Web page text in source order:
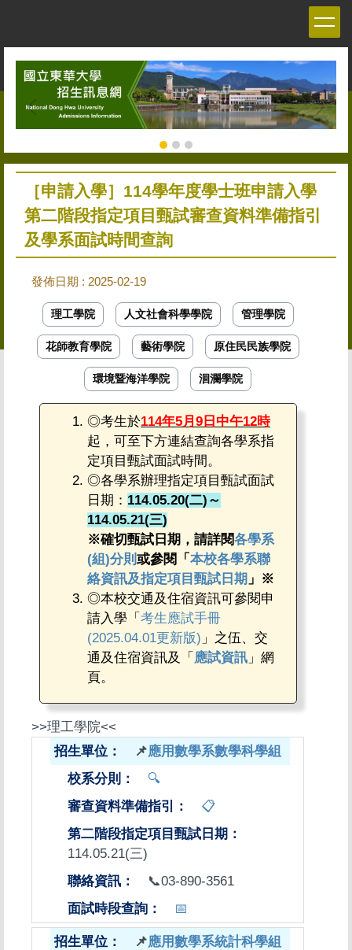
要
［申請入學］114學年度學士班申請入學
第二階段指定項目甄試審查資料準備指引
及學系面試時間查詢
發佈日期 : 2025-02-19
理工學院 人文社會科學學院 管理學院
花師教育學院 藝術學院 原住民民族學院
環境暨海洋學院 洄瀾學院
◎考生於114年5月9日中午12時
起，可至下方連結查詢各學系指
定項目甄試面試時間。
◎各學系辦理指定項目甄試面試
日期： 114.05.20(二)～
114.05.21(三)
※確切甄試日期，請詳閱各學系
(組)分則 或參閱「 本校各學系聯
絡資訊及指定項目甄試日期 」※
◎本校交通及住宿資訊可參閱申
請入學「 考生應試手冊
(2025.04.01更新版) 」之伍、交
通及住宿資訊及「 應試資訊 」網
頁。
>>理工學院<<
📌應用數學系數學科學組
🔍
📋
114.05.21(三)
📞03-890-3561
📅
📌應用數學系統計科學組